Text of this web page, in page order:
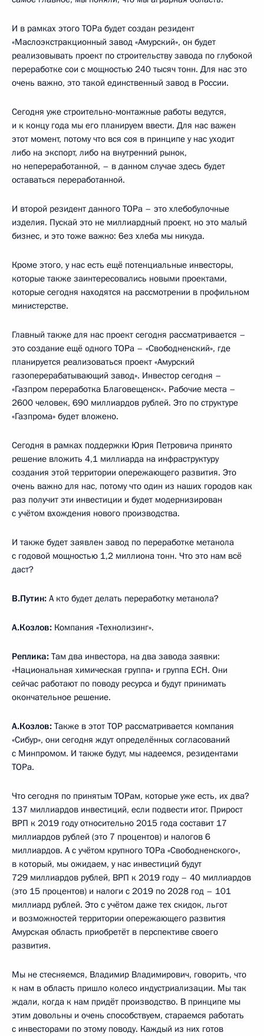
И в рамках этого ТОРа будет создан резидент
«Маслоэкстракционный завод «Амурский», он будет
реализовывать проект по строительству завода по глубокой
переработке сои с мощностью 240 тысяч тонн. Для нас это
очень важно, это такой единственный завод в России.
Сегодня уже строительно-монтажные работы ведутся,
и к концу года мы его планируем ввести. Для нас важен
этот момент, потому что вся соя в принципе у нас уходит
либо на экспорт, либо на внутренний рынок,
но непереработанной, – в данном случае здесь будет
оставаться переработанной.
И второй резидент данного ТОРа – это хлебобулочные
изделия. Пускай это не миллиардный проект, но это малый
бизнес, и это тоже важно: 6ез хлеба мы никуда.
Кроме этого, у нас есть ещё потенциальные инвесторы,
которые также заинтересовались новыми проектами,
которые сегодня находятся на рассмотрении в профильном
министерстве.
Главный также для нас проект сегодня рассматривается –
это создание ещё одного ТОРа – «Свободненский», где
планируется реализоваться проект «Амурский
газоперерабатывающий завод». Инвестор сегодня –
«Газпром переработка Благовещенск». Рабочие места –
2600 человек, 690 миллиардов рублей. Это по структуре
«Газпрома» будет вложено.
Сегодня в рамках поддержки Юрия Петровича принято
решение вложить 4,1 миллиарда на инфраструктуру
создания этой территории опережающего развития. Это
очень важно для нас, потому что один из наших городов как
раз получит эти инвестиции и будет модернизирован
с учётом вхождения нового производства.
И также будет заявлен завод по переработке метанола
с годовой мощностью 1,2 миллиона тонн. Что это нам всё
даст?
В.Путин: А кто будет делать переработку метанола?
А.Козлов: Компания «Технолизинг».
Реплика: Там два инвестора, на два завода заявки:
«Национальная химическая группа» и группа ЕСН. Они
сейчас работают по поводу ресурса и будут принимать
окончательное решение.
А.Козлов: Также в этот ТОР рассматривается компания
«Сибур», они сегодня ждут определённых согласований
с Минпромом. И также будут, мы надеемся, резидентами
ТОРа.
Что сегодня по принятым ТОРам, которые уже есть, их два?
137 миллиардов инвестиций, если подвести итог. Прирост
ВРП к 2019 году относительно 2015 года составит 17
миллиардов рублей (это 7 процентов) и налогов 6
миллиардов. А с учётом крупного ТОРа «Свободненского»,
в который, мы ожидаем, у нас инвестиций будут
729 миллиардов рублей, ВРП к 2019 году – 40 миллиардов
(это 15 процентов) и налоги с 2019 по 2028 год – 101
миллиард рублей. Это с учётом даже тех скидок, льгот
и возможностей территории опережающего развития
Амурская область приобретёт в перспективе своего
развития.
Мы не стесняемся, Владимир Владимирович, говорить, что
к нам в область пришло колесо индустриализации. Мы так
ждали, когда к нам придёт производство. В принципе мы
этим довольны и очень способствуем, стараемся работать
с инвесторами по этому поводу. Каждый из них готов